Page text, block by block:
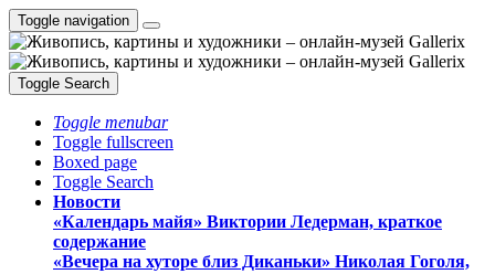
Toggle navigation
Toggle Search
Toggle menubar
Toggle fullscreen
Boxed page
Toggle Search
Новости
«Календарь майя» Виктории Ледерман, краткое
содержание
«Вечера на хуторе близ Диканьки» Николая Гоголя,